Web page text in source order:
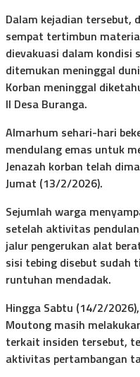
Dalam kejadian tersebut,
sempat tertimbun
dievakuasi dalam kondisi
ditemukan meninggal
Korban meninggal
II Desa Buranga.
Almarhum sehari-hari
mendulang emas untuk
Jenazah korban telah
Jumat (13/2/2026).
Sejumlah warga
setelah aktivitas
jalur pengerukan alat
sisi tebing disebut sudah
runtuhan mendadak.
Hingga Sabtu (14/2/
Moutong masih
terkait insiden tersebut,
aktivitas pertambangan